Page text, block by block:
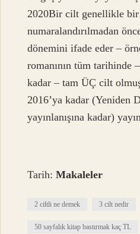
2020Bir cilt genellikle bir
numaralandırılmadan
dönemini ifade eder –
romanının tüm tarihinde
kadar – tam ÜÇ cilt
2016’ya kadar (Yeniden
yayınlanışına kadar)
Tarih:Makaleler
2 ciltli ne demek 3 cilt nedir
50 sayfalık kitap bastırmak kaç TL